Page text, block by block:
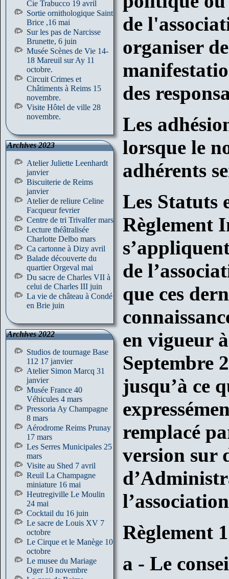
Cie Trabucco 19 avril
Sortie ornithologique Saint
Brice ,16 mai
Sur les pas de Narcisse
Brunette, 6 juin
Musée Scènes de Vie 14-
18 Mareuil sur Ay 11
octobre.
Circuit Crimes et
Châtiments à Reims 15
novembre.
Visite Hôtel de ville 28
novembre.
Archives 2023
Atelier Juliette Leenhardt
janvier
Biscuiterie de Reims
janvier
Atelier de reliure Celine
Facqueur fevrier
Centre de tri Trivalfer mars
Lecture théâtralisée
Charlotte Delbo mars
Ca cartonne à Dizy avril
Balade découverte du
quartier Orgeval mai
Du sacre de Charles VII à
celui de Charles III juin
La vie de château à Condé
en Brie juin
Archives 2022
Studios de tournage Base
112 17 janvier
Atelier Simon Marcq 31
janvier
Musée France 40
Véhicules 4 mars
Pressoria Ay Champagne
8 mars
Aérodrome Reims Prunay
17 mars
Les Serres Municipales 25
mars
Visite au Shed 7 avril
Reuil La Champagne
miniature 16 mai
Heutregiville Le Moulin
24 mai
Cocktail du 16 juin
Le sacre de Louis XV 7
octobre
Le Cirque et le Manège 10
octobre
Le musee du Mariage
Oger 10 novembre
de
organiser
des
Les
lorsque le
adhérents
Les Statuts
Règlement
de
que ces
en vigueur
Septembre
jusqu’à ce
remplacé
version sur
Règlement
a - Le